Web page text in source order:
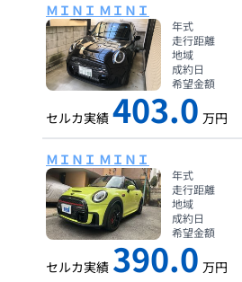
ＭＩＮＩ ＭＩＮＩ
年式
走行距離
地域
成約日
希望金額
セルカ実績 403.0 万円
ＭＩＮＩ ＭＩＮＩ
年式
走行距離
地域
成約日
希望金額
セルカ実績 390.0 万円